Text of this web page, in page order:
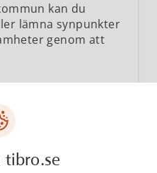
kan du
lämna synpunkter
genom att
tibro.se